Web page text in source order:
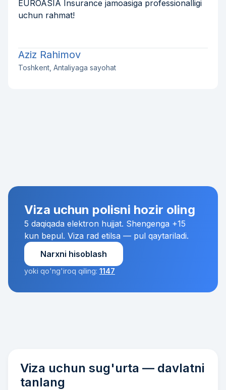
EUROASIA Insurance jamoasiga professionalligi
uchun rahmat!
Aziz Rahimov
Toshkent, Antaliyaga sayohat
Viza uchun polisni hozir oling
5 daqiqada elektron hujjat. Shengenga +15
kun bepul. Viza rad etilsa — pul qaytariladi.
Narxni hisoblash
yoki qo'ng'iroq qiling: 1147
Viza uchun sug'urta — davlatni
tanlang